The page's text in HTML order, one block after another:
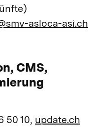
asloca-asi.ch
CMS,
50 10, update.ch